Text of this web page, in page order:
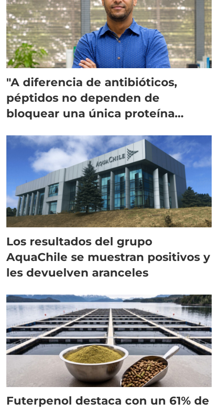
"A diferencia de antibióticos,
péptidos no dependen de
bloquear una única proteína
Los resultados del grupo
AquaChile se muestran positivos y
les devuelven aranceles
Futerpenol destaca con un 61% de